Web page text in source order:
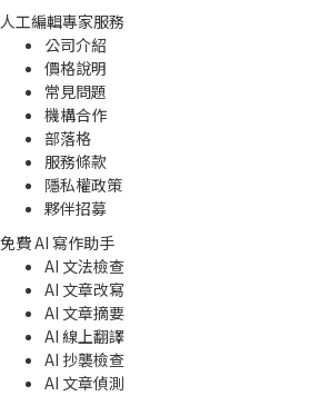
人工編輯專家服務
公司介紹
價格說明
常見問題
機構合作
部落格
服務條款
隱私權政策
夥伴招募
免費 AI 寫作助手
AI 文法檢查
AI 文章改寫
AI 文章摘要
AI 線上翻譯
AI 抄襲檢查
AI 文章偵測